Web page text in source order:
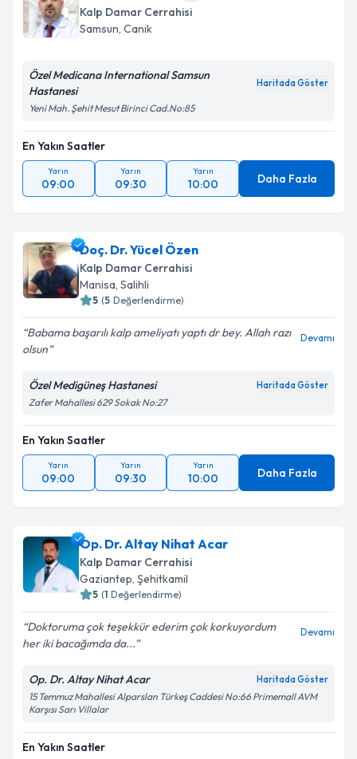
Kalp Damar Cerrahisi
Samsun, Canik
Özel Medicana International Samsun
Hastanesi
Haritada Göster
Yeni Mah. Şehit Mesut Birinci Cad.No:85
En Yakın Saatler
Yarın
09:00
Yarın
09:30
Yarın
10:00 Daha Fazla
Doç. Dr. Yücel Özen
Kalp Damar Cerrahisi
Manisa, Salihli
5 (5 Değerlendirme)
Babama başarılı kalp ameliyatı yaptı dr bey. Allah razı
olsun
Devamı
Özel Medigüneş Hastanesi Haritada Göster
Zafer Mahallesi 629 Sokak No:27
En Yakın Saatler
Yarın
09:00
Yarın
09:30
Yarın
10:00 Daha Fazla
Op. Dr. Altay Nihat Acar
Kalp Damar Cerrahisi
Gaziantep, Şehitkamil
5 (1 Değerlendirme)
Doktoruma çok teşekkür ederim çok korkuyordum
her iki bacağımda da...
Devamı
Op. Dr. Altay Nihat Acar Haritada Göster
15 Temmuz Mahallesi Alparslan Türkeş Caddesi No:66 Primemall AVM
Karşısı Sarı Villalar
En Yakın Saatler